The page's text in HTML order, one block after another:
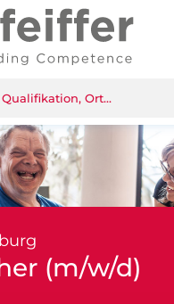
(m/w/d)